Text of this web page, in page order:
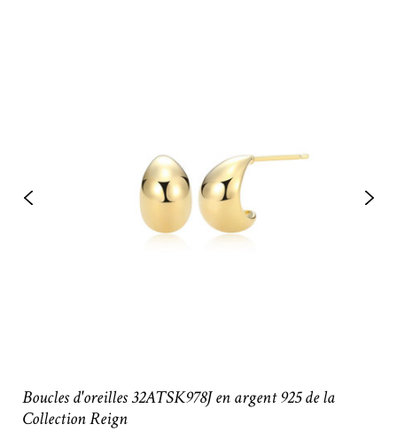
Boucles d'oreilles 32ATSK978J en argent 925 de la
Collection Reign